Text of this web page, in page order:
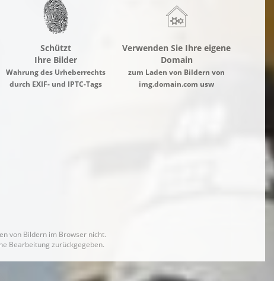
Schützt
Ihre Bilder
Wahrung des Urheberrechts
durch EXIF- und IPTC-Tags
Verwenden Sie Ihre eigene
Domain
zum Laden von Bildern von
img.domain.com usw
von Bildern im Browser nicht.
Bearbeitung zurückgegeben.